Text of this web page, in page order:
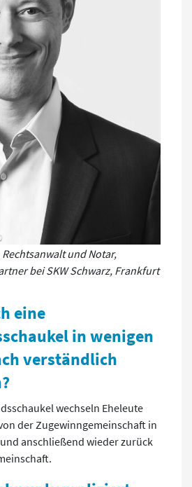
und Notar,
bei SKW Schwarz, Frankfurt
eine
in wenigen
verständlich
wechseln Eheleute
der Zugewinngemeinschaft in
anschließend wieder zurück